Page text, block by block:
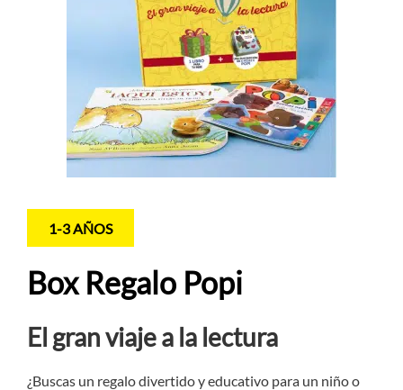
1-3 AÑOS
Box Regalo Popi
El gran viaje a la lectura
¿Buscas un regalo divertido y educativo para un niño o